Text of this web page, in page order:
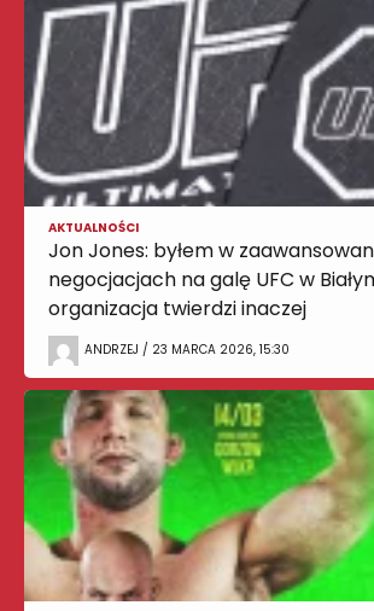
AKTUALNOŚCI
Jon Jones: byłem w
negocjacjach na galę UFC w
organizacja twierdzi inaczej
ANDRZEJ / 23 MARCA 2026, 15:30